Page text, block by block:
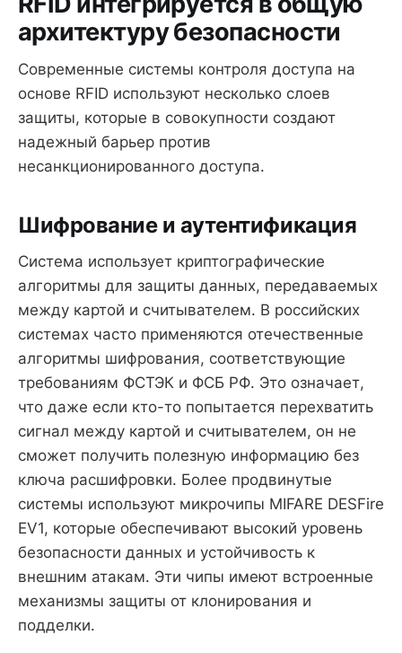
архитектуру безопасности
Современные системы контроля доступа на
основе RFID используют несколько слоев
защиты, которые в совокупности создают
надежный барьер против
несанкционированного доступа.
Шифрование и аутентификация
Система использует криптографические
алгоритмы для защиты данных, передаваемых
между картой и считывателем. В российских
системах часто применяются отечественные
алгоритмы шифрования, соответствующие
требованиям ФСТЭК и ФСБ РФ. Это означает,
что даже если кто-то попытается перехватить
сигнал между картой и считывателем, он не
сможет получить полезную информацию без
ключа расшифровки. Более продвинутые
системы используют микрочипы MIFARE DESFire
EV1, которые обеспечивают высокий уровень
безопасности данных и устойчивость к
внешним атакам. Эти чипы имеют встроенные
механизмы защиты от клонирования и
подделки.